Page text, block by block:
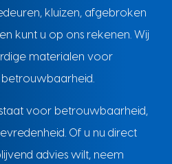
kluizen, afgebroken
kunt u op ons rekenen. Wij
materialen voor
voor betrouwbaarheid,
Of u nu direct
advies wilt, neem